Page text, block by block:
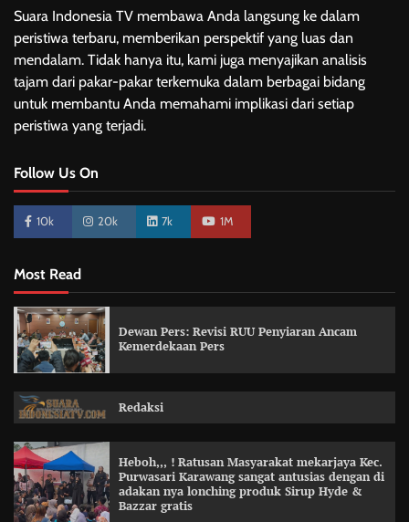
Suara Indonesia TV membawa Anda langsung ke dalam
peristiwa terbaru, memberikan perspektif yang luas dan
mendalam. Tidak hanya itu, kami juga menyajikan analisis
tajam dari pakar-pakar terkemuka dalam berbagai bidang
untuk membantu Anda memahami implikasi dari setiap
peristiwa yang terjadi.
Follow Us On
10k 20k 7k 1M
Most Read
Dewan Pers: Revisi RUU Penyiaran Ancam
Kemerdekaan Pers
Redaksi
Heboh,,, ! Ratusan Masyarakat mekarjaya Kec.
Purwasari Karawang sangat antusias dengan di
adakan nya lonching produk Sirup Hyde &
Bazzar gratis